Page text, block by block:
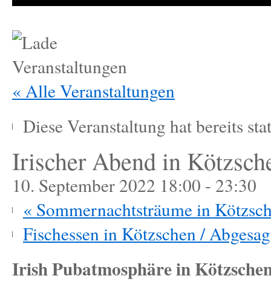
« Alle Veranstaltungen
Diese Veranstaltung hat bereits
Irischer Abend in
10. September 2022 18:00 - 23:30
« Sommernachtsträume in
Fischessen in Kötzschen /
Irish Pubatmosphäre in